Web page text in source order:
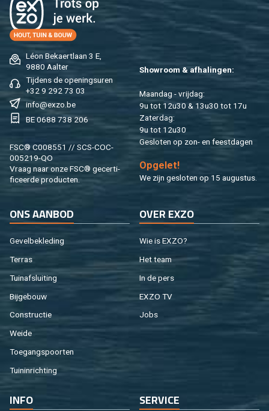
Léon Be­kaert­laan 3 E,
9880 Aal­ter
Tij­dens de ope­nings­uren
+32 9 292 73 03
info@​exzo.​be
BE 0688 738 206
FSC® C008551 // SCS-COC-
005219-QO
Vraag naar onze FSC® ge­cer­ti­
fi­ceer­de pro­duc­ten.
Show­room & af­ha­lin­gen:
Maan­dag - vrij­dag:
9u tot 12u30 & 13u30 tot 17u
Za­ter­dag:
9u tot 12u30
Ge­slo­ten op zon- en feest­da­gen
Op­ge­let!
We zijn ge­slo­ten op 15 au­gus­tus.
ONS AAN­BOD
Ge­vel­be­kle­ding
Ter­ras
Tuin­af­slui­ting
Bij­ge­bouw
Con­struc­tie
Weide
Toe­gangs­poor­ten
Tuin­in­rich­ting
OVER EXZO
Wie is EXZO?
Het team
In de pers
EXZO TV
Jobs
INFO SER­VI­CE